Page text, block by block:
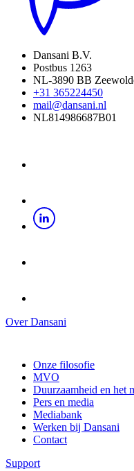
Dansani B.V.
Postbus 1263
NL-3890 BB
+31 365224450
mail@dansani.nl
NL814986687B01
Over Dansani
Onze filosofie
MVO
Duurzaamheid en het
Pers en media
Mediabank
Werken bij Dansani
Contact
Support